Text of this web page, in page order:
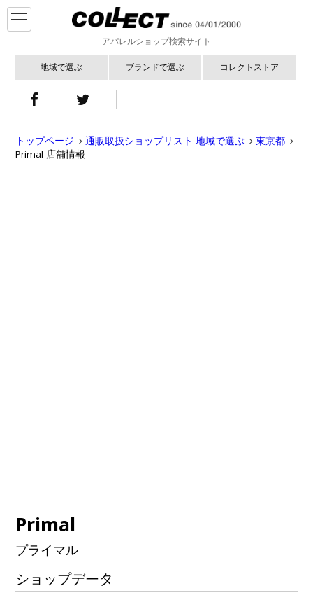
アパレルショップ検索サイト
地域で選ぶ ブランドで選ぶ コレクトストア
トップページ 通販取扱ショップリスト 地域で選ぶ
東京都
Primal 店舗情報
Primal
プライマル
ショップデータ